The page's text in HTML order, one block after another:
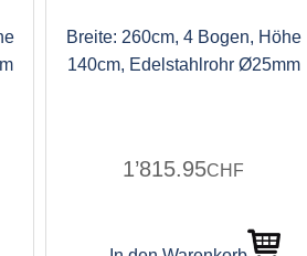
Breite: 260cm, 4 Bogen, Höhe
140cm, Edelstahlrohr Ø25mm
1’815.95CHF